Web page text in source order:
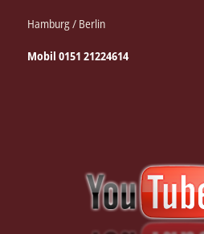
Hamburg / Berlin
Mobil 0151 21224614